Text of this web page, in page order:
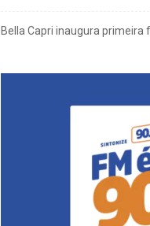
Bella Capri inaugura primeira